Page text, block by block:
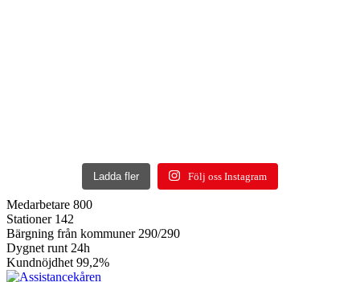
Ladda fler Följ oss Instagram
Medarbetare 800
Stationer 142
Bärgning från kommuner 290/290
Dygnet runt 24h
Kundnöjdhet 99,2%